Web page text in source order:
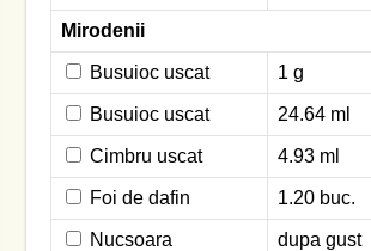
Mirodenii
Busuioc uscat 1 g
Busuioc uscat 24.64 ml
Cimbru uscat 4.93 ml
Foi de dafin 1.20 buc.
Nucsoara dupa gust